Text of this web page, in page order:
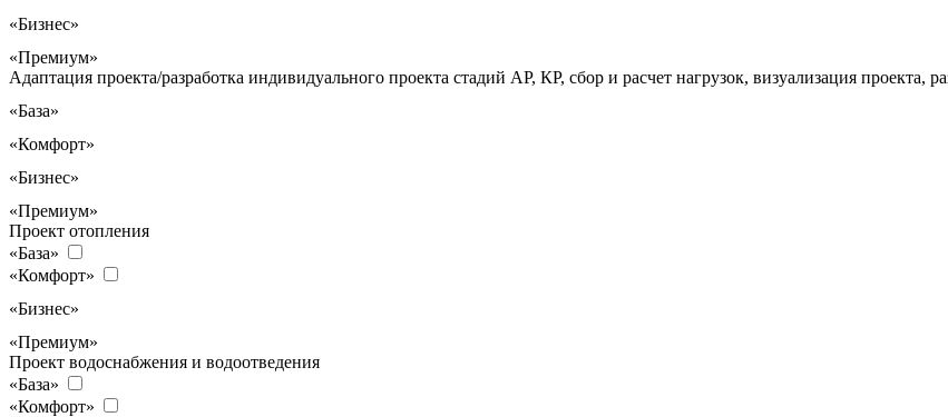
«Бизнес»
«Премиум»
Адаптация проекта/разработка индивидуального проекта стадий АР, КР, сбор и расчет нагрузок, визуализация проекта,
«База»
«Комфорт»
«Бизнес»
«Премиум»
Проект отопления
«База»
«Комфорт»
«Бизнес»
«Премиум»
Проект водоснабжения и водоотведения
«База»
«Комфорт»